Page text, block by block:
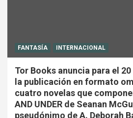
FANTASÍA INTERNACIONAL
Tor Books anuncia para el
la publicación en formato
cuatro novelas que
AND UNDER de Seanan
pseudónimo de A. Deborah